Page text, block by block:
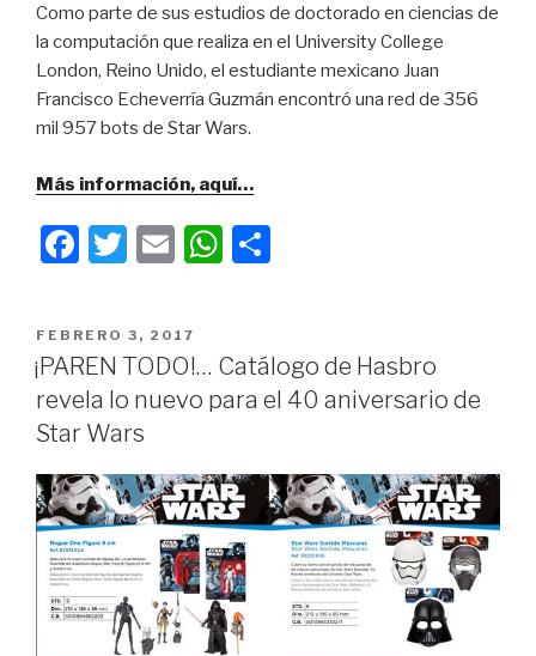
Como parte de sus estudios de doctorado en ciencias de
la computación que realiza en el University College
London, Reino Unido, el estudiante mexicano Juan
Francisco Echeverría Guzmán encontró una red de 356
mil 957 bots de Star Wars.
Más información, aquí…
F
c
e
b
o
o
k
T
tt
er
E
ail
W
s
A
p
p
ar
PUBLICADO
EN
FEBRERO 3, 2017
¡PAREN TODO!… Catálogo de Hasbro
revela lo nuevo para el 40 aniversario de
Star Wars